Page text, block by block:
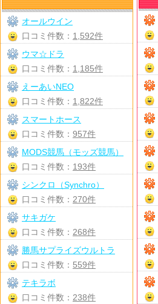
オールウイン
口コミ件数： 1,592件
ウマ☆ドラ
口コミ件数： 1,185件
えーあいNEO
口コミ件数： 1,822件
スマートホース
口コミ件数： 957件
MODS競馬（モッズ競馬）
口コミ件数： 193件
シンクロ（Synchro）
口コミ件数： 270件
サキガケ
口コミ件数： 268件
勝馬サプライズウルトラ
口コミ件数： 559件
テキラボ
口コミ件数： 238件